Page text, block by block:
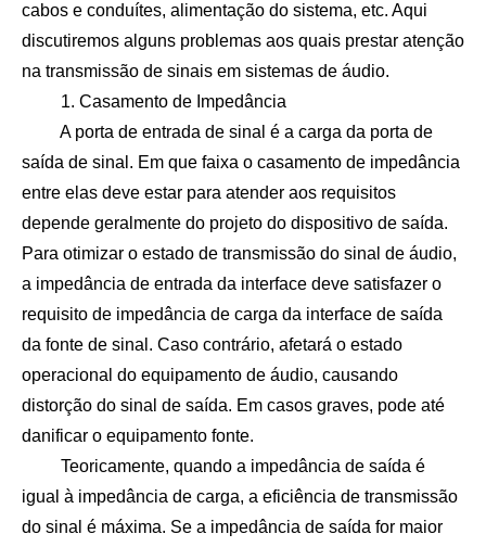
cabos e conduítes, alimentação do sistema, etc. Aqui
discutiremos alguns problemas aos quais prestar atenção
na transmissão de sinais em sistemas de áudio.
1. Casamento de Impedância
A porta de entrada de sinal é a carga da porta de
saída de sinal. Em que faixa o casamento de impedância
entre elas deve estar para atender aos requisitos
depende geralmente do projeto do dispositivo de saída.
Para otimizar o estado de transmissão do sinal de áudio,
a impedância de entrada da interface deve satisfazer o
requisito de impedância de carga da interface de saída
da fonte de sinal. Caso contrário, afetará o estado
operacional do equipamento de áudio, causando
distorção do sinal de saída. Em casos graves, pode até
danificar o equipamento fonte.
Teoricamente, quando a impedância de saída é
igual à impedância de carga, a eficiência de transmissão
do sinal é máxima. Se a impedância de saída for maior